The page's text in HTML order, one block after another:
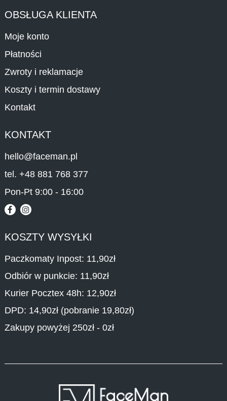
OBSŁUGA KLIENTA
Moje konto
Płatności
Zwroty i reklamacje
Koszty i termin dostawy
Kontakt
KONTAKT
hello@faceman.pl
tel. +48 881 768 377
Pon-Pt 9:00 - 16:00
KOSZTY WYSYŁKI
Paczkomaty Inpost: 11,90zł
Odbiór w punkcie: 11,90zł
Kurier Pocztex 48h: 12,90zł
DPD: 14,90zł (pobranie 19,80zł)
Zakupy powyżej 250zł - 0zł